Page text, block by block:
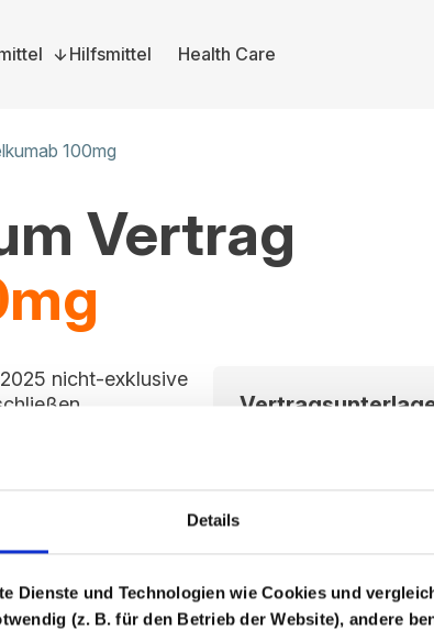
Details
Dienste und Technologien wie Cookies und
(z. B. für den Betrieb der Website), andere
Hilfsmittel Health Care
100mg
Vertrag
nicht-exklusive
Bitte melden Sie
und
können Sie sich hier
Login Arzneimittel